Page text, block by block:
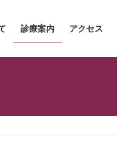
診療案内 アクセス